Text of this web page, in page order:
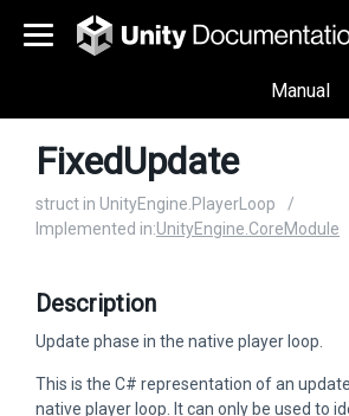
Manual
FixedUpdate
struct in UnityEngine.PlayerLoop
/
Implemented in:UnityEngine.CoreModule
Description
Update phase in the native player loop.
This is the C# representation of an
native player loop. It can only be used to